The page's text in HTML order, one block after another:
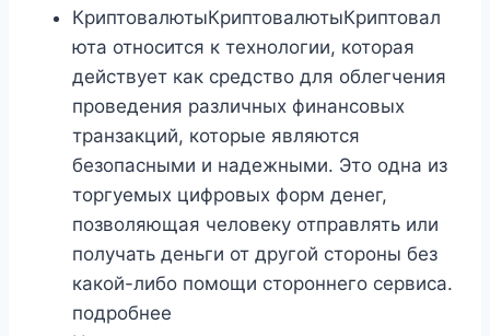
КриптовалютыКриптовалютыКриптовал
юта относится к технологии, которая
действует как средство для облегчения
проведения различных финансовых
транзакций, которые являются
безопасными и надежными. Это одна из
торгуемых цифровых форм денег,
позволяющая человеку отправлять или
получать деньги от другой стороны без
какой-либо помощи стороннего сервиса.
подробнее